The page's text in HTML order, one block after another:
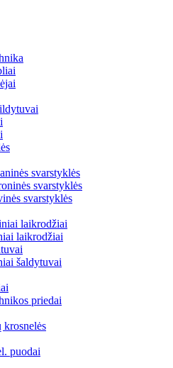
svarstyklės
svarstyklės
svarstyklės
laikrodžiai
laikrodžiai
šaldytuvai
priedai
puodai